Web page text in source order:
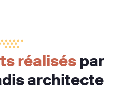
réaliséspar
architecte